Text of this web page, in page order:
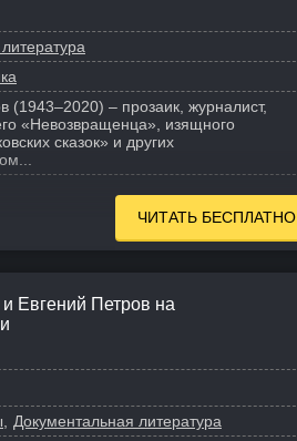
(1943–2020) – прозаик, журналист,
«Невозвращенца», изящного
сказок» и других
ЧИТАТЬ БЕСПЛАТНО
Евгений Петров на
Документальная литература